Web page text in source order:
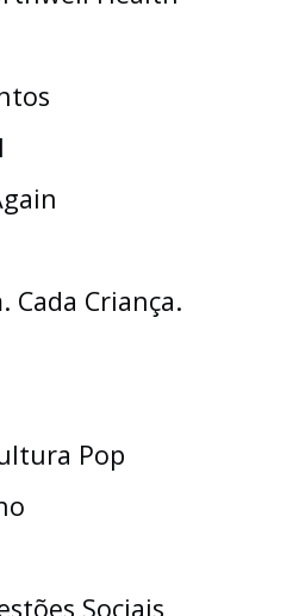
Cada Criança.
Pop
Sociais